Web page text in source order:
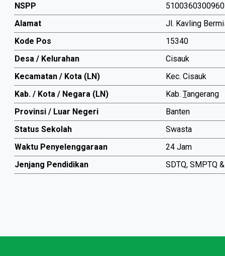
NSPP
5100360300960
Alamat
Jl. Kavling
Kode Pos
15340
Desa / Kelurahan
Cisauk
Kecamatan / Kota (LN)
Kec. Cisauk
Kab. / Kota / Negara (LN)
Kab. Tangerang
Provinsi / Luar Negeri
Banten
Status Sekolah
Swasta
Waktu Penyelenggaraan
24 Jam
Jenjang Pendidikan
SDTQ, SMPTQ